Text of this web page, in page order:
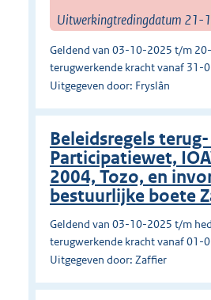
Uitwerkingtredingdatum 21-
Geldend van 03-10-2025 t/m
terugwerkende kracht vanaf 31-
Uitgegeven door: Fryslân
Beleidsregels
Participatiewet,
2004, Tozo, en
bestuurlijke boete
Geldend van 03-10-2025 t/m
terugwerkende kracht vanaf 01-
Uitgegeven door: Zaffier